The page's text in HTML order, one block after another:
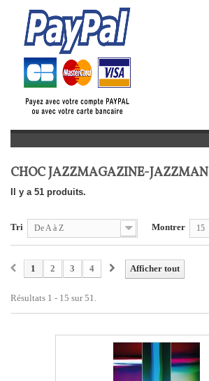
CHOC JAZZMAGAZINE-JAZZMAN
Il y a 51 produits.
Tri De A à Z Montrer 15
Afficher tout
1 2 3 4
Résultats 1 - 15 sur 51.